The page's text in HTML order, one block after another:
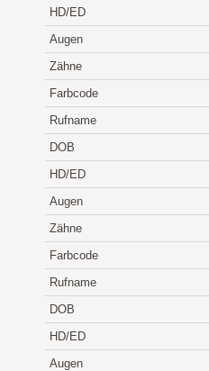
HD/ED
Augen
Zähne
Farbcode
Rufname
DOB
HD/ED
Augen
Zähne
Farbcode
Rufname
DOB
HD/ED
Augen